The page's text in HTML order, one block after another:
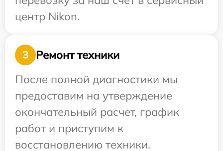
центр Nikon.
3
Ремонт техники
После полной диагностики мы
предоставим на утверждение
окончательный расчет, график
работ и приступим к
восстановлению техники.